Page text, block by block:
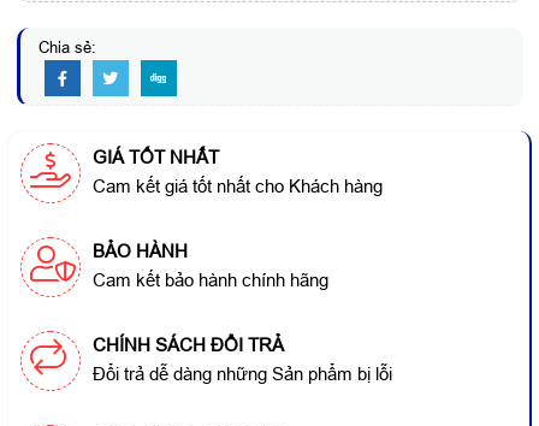
Chia sẻ:
GIÁ TỐT NHẤT
Cam kết giá tốt nhất cho Khách hàng
BẢO HÀNH
Cam kết bảo hành chính hãng
CHÍNH SÁCH ĐỔI TRẢ
Đổi trả dễ dàng những Sản phẩm bị lỗi